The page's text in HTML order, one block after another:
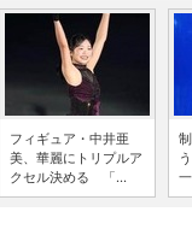
フィギュア・中井亜
美、華麗にトリプルア
クセル決める 「...